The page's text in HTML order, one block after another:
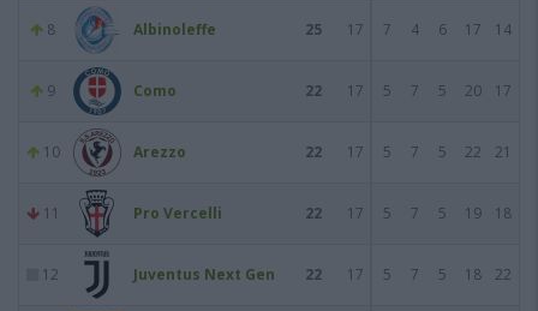
8 Albinoleffe 25 17 7 4 6 17 14
9 Como 22 17 5 7 5 20 17
10 Arezzo 22 17 5 7 5 22 21
11 Pro Vercelli 22 17 5 7 5 19 18
12 Juventus Next Gen 22 17 5 7 5 18 22